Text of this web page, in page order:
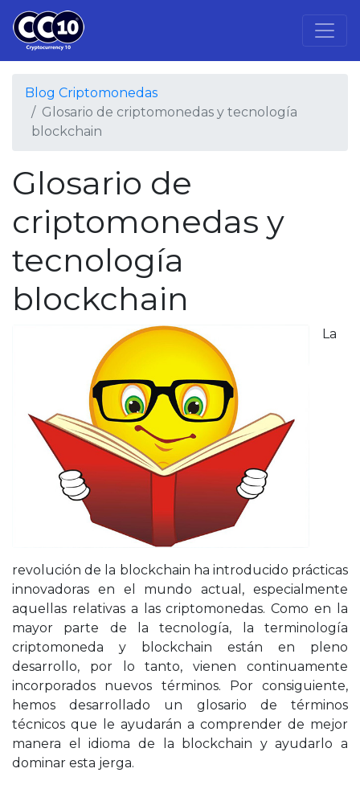
Blog Criptomonedas
Glosario de criptomonedas y tecnología
blockchain
Glosario de
criptomonedas y
tecnología
blockchain
La
revolución de la blockchain ha introducido prácticas
innovadoras en el mundo actual, especialmente
aquellas relativas a las criptomonedas. Como en la
mayor parte de la tecnología, la terminología
criptomoneda y blockchain están en pleno
desarrollo, por lo tanto, vienen continuamente
incorporados nuevos términos. Por consiguiente,
hemos desarrollado un glosario de términos
técnicos que le ayudarán a comprender de mejor
manera el idioma de la blockchain y ayudarlo a
dominar esta jerga.